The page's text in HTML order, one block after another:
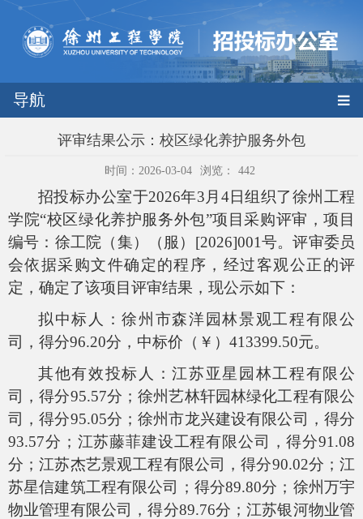
导航
评审结果公示：校区绿化养护服务外包
时间：2026-03-04 浏览： 442
招投标办公室于2026年3 月 4日组织了徐州工程
学院“校区绿化养护服务外包”项目采购评审，项目
编号： 徐工院（集）（服） [2026]001号。评审委员
会依据采购文件确定的程序，经过客观公正的评
定，确定了该项目评审结果，现公示如下：
拟中标人：徐州市森洋园林景观工程有限公
司 ， 得分96.20分，中标价（￥） 413399.50元。
其他有效投标人：江苏亚星园林工程有限公
司，得分95.57分； 徐州艺林轩园林绿化工程有限公
司 ，得分95.05分 ； 徐州市龙兴建设有限公司 ， 得分
93.57分 ； 江苏藤菲建设工程有限公司 ，得分91.08
分 ；江苏杰艺景观工程有限公司 ，得分90.02分 ； 江
苏星信建筑工程有限公司；得分89.80分 ； 徐州万宇
物业管理有限公司 ，得分89.76分 ； 江苏银河物业管